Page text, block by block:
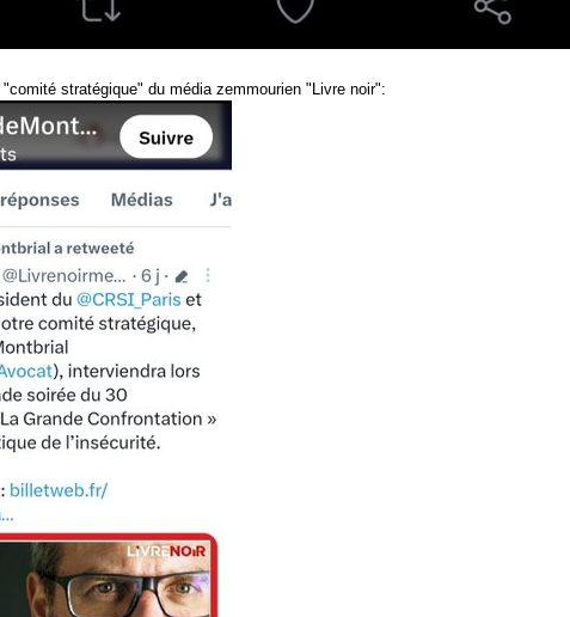
stratégique" du média zemmourien "Livre noir":